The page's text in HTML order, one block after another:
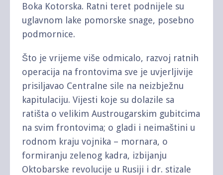
Boka Kotorska. Ratni teret podnijele su
uglavnom lake pomorske snage, posebno
podmornice.
Što je vrijeme više odmicalo, razvoj ratnih
operacija na frontovima sve je uvjerljivije
prisiljavao Centralne sile na neizbježnu
kapitulaciju. Vijesti koje su dolazile sa
ratišta o velikim Austrougarskim gubitcima
na svim frontovima; o gladi i neimaštini u
rodnom kraju vojnika – mornara, o
formiranju zelenog kadra, izbijanju
Oktobarske revolucije u Rusiji i dr. stizale